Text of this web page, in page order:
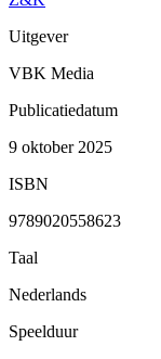
Uitgever
VBK Media
Publicatiedatum
9 oktober 2025
ISBN
9789020558623
Taal
Nederlands
Speelduur